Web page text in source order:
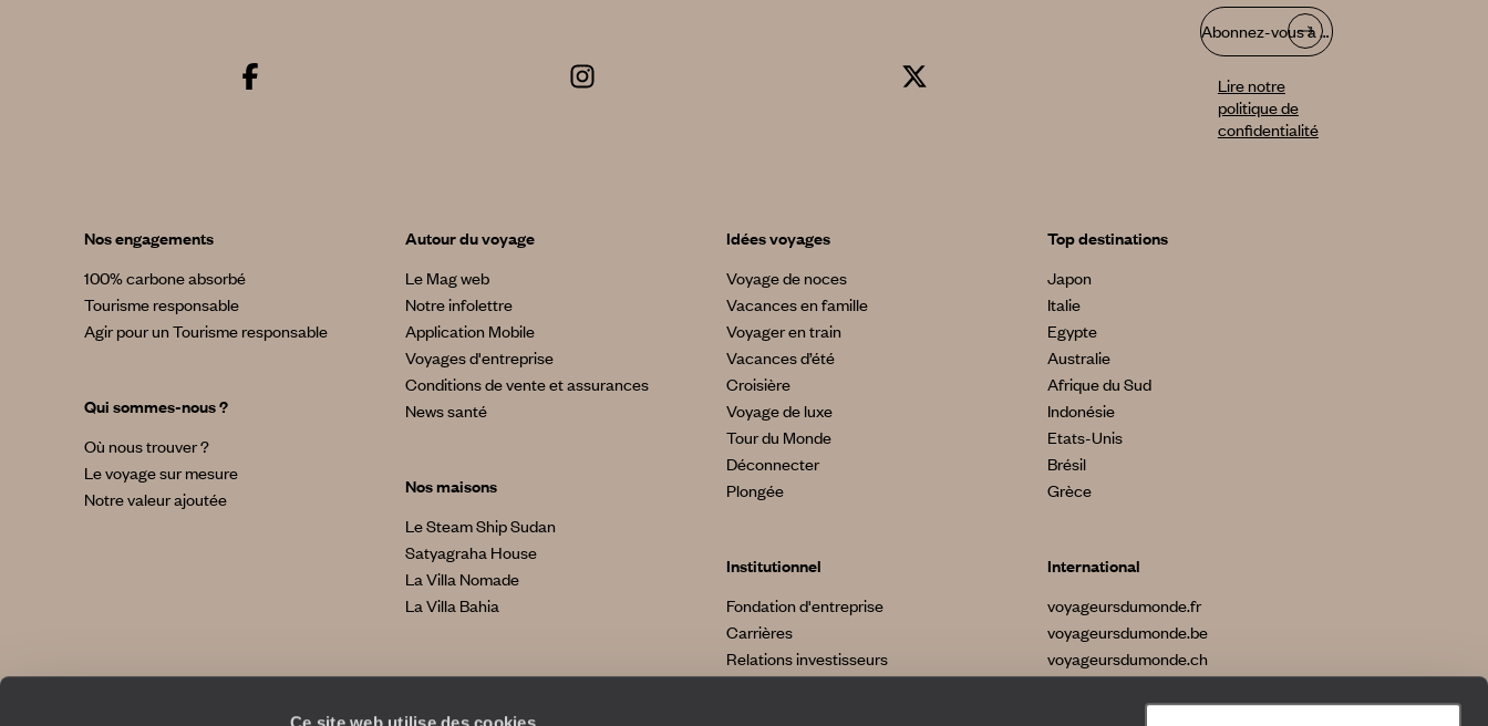
Ce site web utilise des cookies
Abonnez-vous à notre infolettre
Lire notre
politique de
confidentialité
Nos engagements
100% carbone absorbé
Tourisme responsable
Agir pour un Tourisme responsable
Qui sommes-nous ?
Où nous trouver ?
Le voyage sur mesure
Notre valeur ajoutée
Autour du voyage
Le Mag web
Notre infolettre
Application Mobile
Voyages d'entreprise
Conditions de vente et assurances
News santé
Nos maisons
Le Steam Ship Sudan
Satyagraha House
La Villa Nomade
La Villa Bahia
Idées voyages
Voyage de noces
Vacances en famille
Voyager en train
Vacances d’été
Croisière
Voyage de luxe
Tour du Monde
Déconnecter
Plongée
Institutionnel
Fondation d'entreprise
Carrières
Relations investisseurs
Top destinations
Japon
Italie
Egypte
Australie
Afrique du Sud
Indonésie
Etats-Unis
Brésil
Grèce
International
voyageursdumonde.fr
voyageursdumonde.be
voyageursdumonde.ch
voyageursdumonde.com